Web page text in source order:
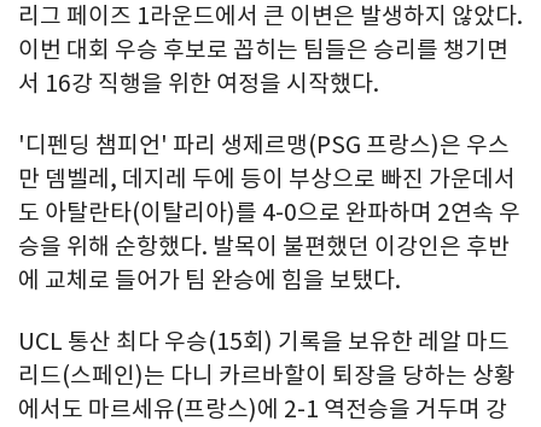
리그 페이즈 1라운드에서 큰 이변은 발생하지 않았다.
이번 대회 우승 후보로 꼽히는 팀들은 승리를 챙기면
서 16강 직행을 위한 여정을 시작했다.
'디펜딩 챔피언' 파리 생제르맹(PSG 프랑스)은 우스
만 뎀벨레, 데지레 두에 등이 부상으로 빠진 가운데서
도 아탈란타(이탈리아)를 4-0으로 완파하며 2연속 우
승을 위해 순항했다. 발목이 불편했던 이강인은 후반
에 교체로 들어가 팀 완승에 힘을 보탰다.
UCL 통산 최다 우승(15회) 기록을 보유한 레알 마드
리드(스페인)는 다니 카르바할이 퇴장을 당하는 상황
에서도 마르세유(프랑스)에 2-1 역전승을 거두며 강